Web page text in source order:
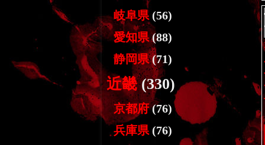
岐阜県 (56)
愛知県(88)
静岡県(71)
近畿(330)
京都府(76)
兵庫県 (76)